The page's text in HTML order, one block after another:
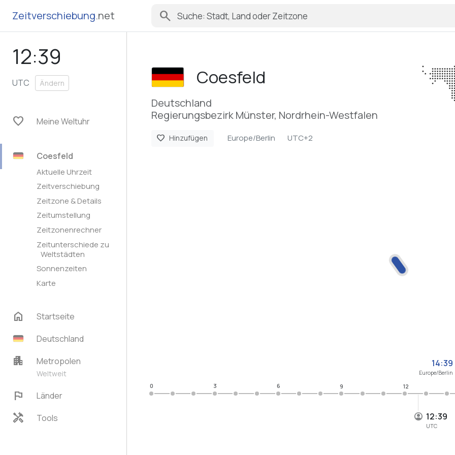
Zeitverschiebung.net search
12:39
UTC Ändern
favorite Meine Weltuhr
Coesfeld
Aktuelle Uhrzeit
Zeitverschiebung
Zeitzone & Details
Zeitumstellung
Zeitzonenrechner
Zeitunterschiede zu
Weltstädten
Sonnenzeiten
Karte
home
Startseite
Deutschland
apartment Metropolen
Weltweit
flag Länder
handyman Tools
Coesfeld
Deutschland
Regierungsbezirk Münster, Nordrhein-Westfalen
favorite Hinzufügen Europe/Berlin UTC+2
12:39
UTC
14:39
Europe/Berlin
0 3 6 9 12